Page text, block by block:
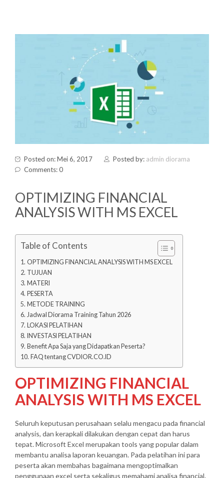
Posted on: Mei 6, 2017 Posted by: admin diorama
Comments: 0
OPTIMIZING FINANCIAL
ANALYSIS WITH MS EXCEL
Table of Contents
OPTIMIZING FINANCIAL ANALYSIS WITH MS EXCEL
TUJUAN
MATERI
PESERTA
METODE TRAINING
Jadwal Diorama Training Tahun 2026
LOKASI PELATIHAN
INVESTASI PELATIHAN
Benefit Apa Saja yang Didapatkan Peserta?
FAQ tentang CVDIOR.CO.ID
OPTIMIZING FINANCIAL
ANALYSIS WITH MS EXCEL
Seluruh keputusan perusahaan selalu mengacu pada financial
analysis, dan kerapkali dilakukan dengan cepat dan harus
tepat. Microsoft Excel merupakan tools yang popular dalam
membantu analisa laporan keuangan. Pada pelatihan ini para
peserta akan membahas bagaimana mengoptimalkan
penggunaan excel serta sekaligus memahami analisa financial.